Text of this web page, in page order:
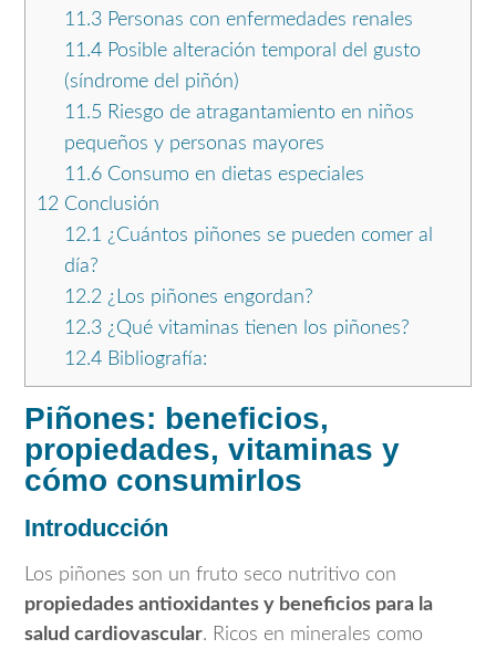
11.3Personas con enfermedades renales
11.4Posible alteración temporal del gusto
(síndrome del piñón)
11.5 Riesgo de atragantamiento en niños
pequeños y personas mayores
11.6Consumo en dietas especiales
12 Conclusión
12.1 ¿Cuántos piñones se pueden comer al
día?
12.2¿Los piñones engordan?
12.3¿Qué vitaminas tienen los piñones?
12.4Bibliografía:
Piñones: beneficios,
propiedades, vitaminas y
cómo consumirlos
Introducción
Los piñones son un fruto seco nutritivo con
propiedades antioxidantes y beneficios para la
salud cardiovascular. Ricos en minerales como